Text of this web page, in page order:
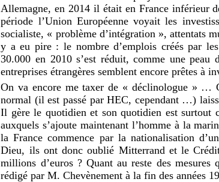
Allemagne, en 2014 il était en France inférieur
période l’Union Européenne voyait les
socialiste, « problème d’intégration », attentats
y a eu pire : le nombre d’emplois créés par
30.000 en 2010 s’est réduit, comme une
entreprises étrangères semblent encore prêtes à
On va encore me taxer de « déclinologue » …
normal (il est passé par HEC, cependant …)
Il gère le quotidien et son quotidien est surtout
auxquels s’ajoute maintenant l’homme à la
la France commence par la nationalisation
Dieu, ils ont donc oublié Mitterrand et le
millions d’euros ? Quant au reste des
rédigé par M. Chevènement à la fin des années